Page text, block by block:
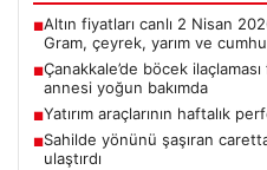
■Altın fiyatları canlı 2 Nisan
Gram, çeyrek, yarım ve
■Çanakkale’de böcek
annesi yoğun bakımda
■Yatırım araçlarının haftalık
■Sahilde yönünü şaşıran
ulaştırdı